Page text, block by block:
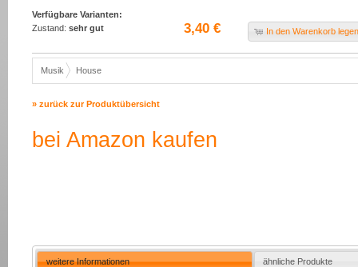
Verfügbare Varianten:
Zustand: sehr gut 3,40 € In den Warenkorb
Musik House
» zurück zur Produktübersicht
bei Amazon kaufen
weitere Informationen ähnliche Produkte